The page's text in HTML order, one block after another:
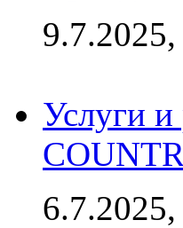
Услуги и